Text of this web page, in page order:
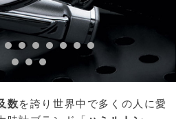
数を誇り世界中で多くの人に愛